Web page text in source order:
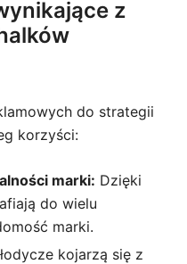
z
do strategii
korzyści:
marki: Dzięki
do wielu
marki.
kojarzą się z